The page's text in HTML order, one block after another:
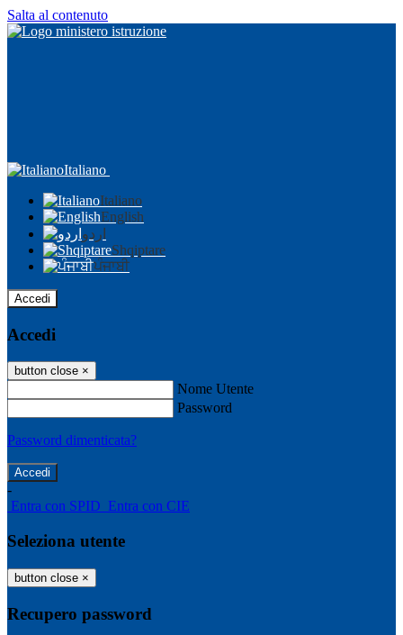
Salta al contenuto
Italiano
Italiano
English
اردو
Shqiptare
ਪੰਜਾਬੀ
Accedi
Accedi
button close ×
Nome Utente
Password
Password dimenticata?
-
Entra con SPID Entra con CIE
Seleziona utente
button close ×
Recupero password